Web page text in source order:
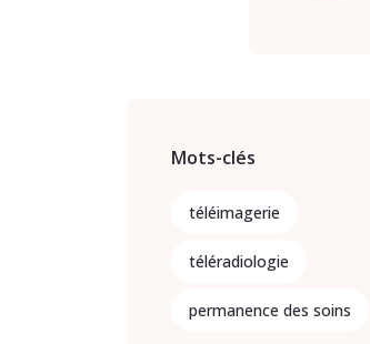
Mots-clés
téléimagerie
téléradiologie
permanence des soins